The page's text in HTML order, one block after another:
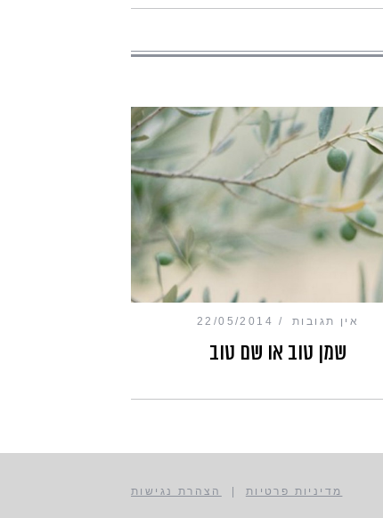
אין תגובות 22/05/2014
שמן טוב או שם טוב
מדיניות פרטיות | הצהרת נגישות